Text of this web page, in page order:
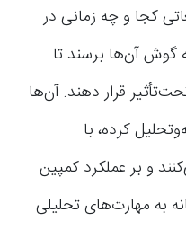
کجا و چه زمانی در
آن‌ها برسند تا
قرار دهند. آن‌ها
کرده، با
و بر عملکرد کمپین
به مهارت‌های تحلیلی